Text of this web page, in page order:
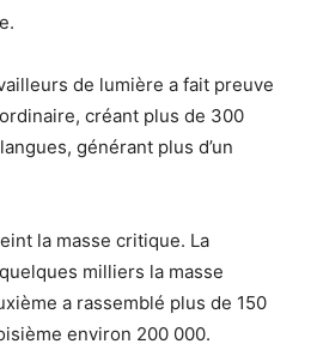
de lumière a fait preuve
créant plus de 300
générant plus d’un
la masse critique. La
milliers la masse
a rassemblé plus de 150
environ 200 000.